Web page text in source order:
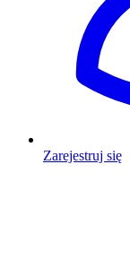
Zarejestruj się